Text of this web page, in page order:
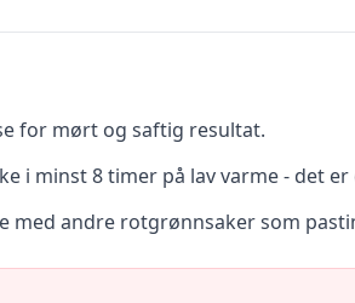
for mørt og saftig resultat.
i minst 8 timer på lav varme - det
med andre rotgrønnsaker som